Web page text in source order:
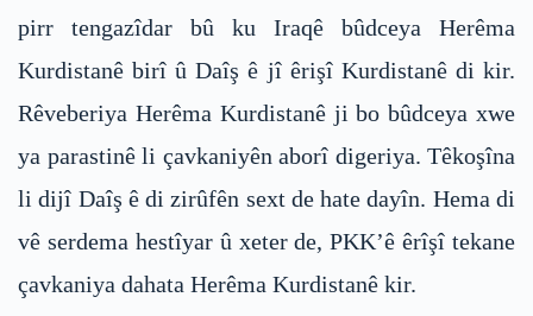
pirr tengazîdar bû ku Iraqê bûdceya Herêma
Kurdistanê birî û Daîş ê jî êrişî Kurdistanê di kir.
Rêveberiya Herêma Kurdistanê ji bo bûdceya xwe
ya parastinê li çavkaniyên aborî digeriya. Têkoşîna
li dijî Daîş ê di zirûfên sext de hate dayîn. Hema di
vê serdema hestîyar û xeter de, PKK’ê êrîşî tekane
çavkaniya dahata Herêma Kurdistanê kir.